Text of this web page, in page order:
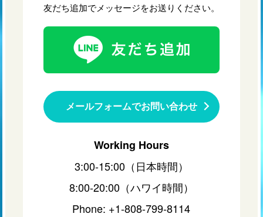
友だち追加でメッセージをお送りください。
メールフォームでお問い合わせ
Working Hours
3:00-15:00（日本時間）
8:00-20:00（ハワイ時間）
Phone: +1-808-799-8114